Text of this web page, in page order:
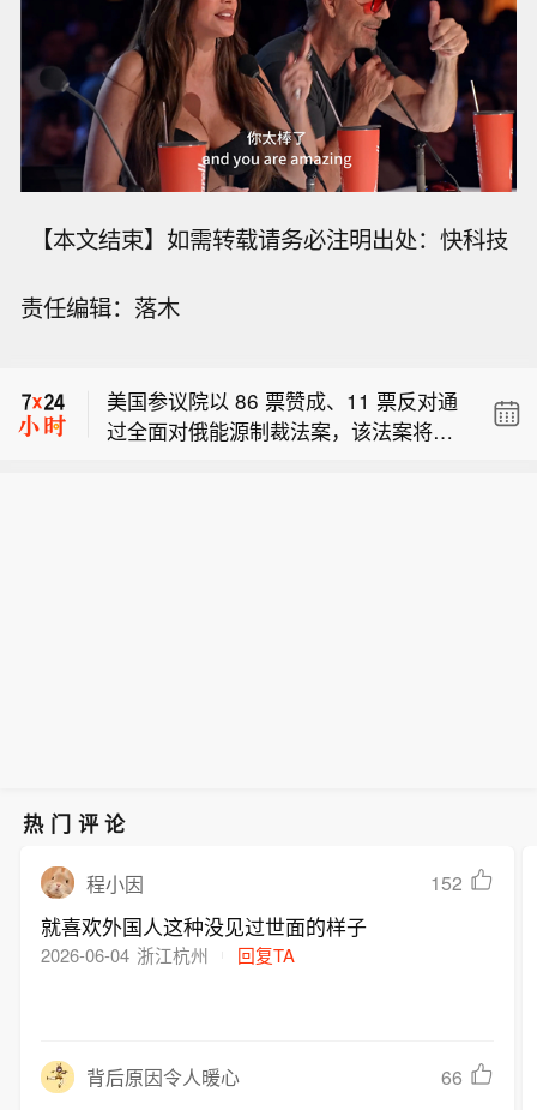
【本文结束】如需转载请务必注明出处：快科技
责任编辑：落木
美国参议院以 86 票赞成、11 票反对通
过全面对俄能源制裁法案，该法案将递
防空系统在俄联邦多个地区、黑海以及
美国参议院以 86 票赞成、11 票反对通
过全面对俄能源制裁法案，该法案将递
热门评论
程小因 152
就喜欢外国人这种没见过世面的样子
2026-06-04 浙江杭州 回复TA
背后原因令人暖心 66